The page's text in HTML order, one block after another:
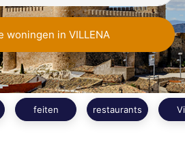
woningen in VILLENA
feiten restaurants